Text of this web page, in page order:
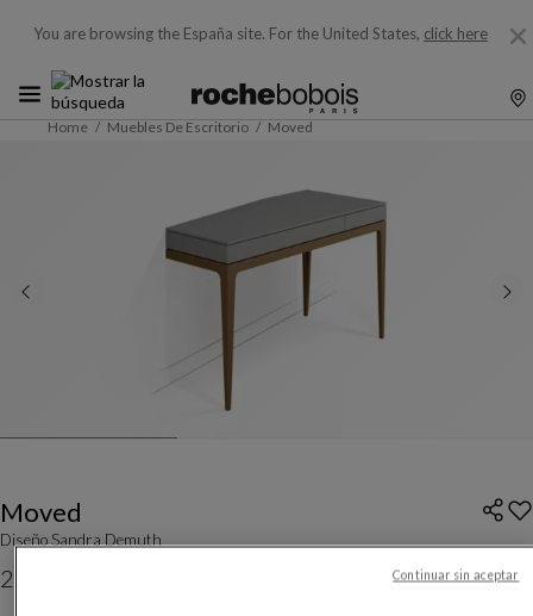
You are browsing the España site. For the United States, click here
Home Muebles De Escritorio Moved
Moved
Diseño Sandra Demuth
2 210 € Continuar sin aceptar